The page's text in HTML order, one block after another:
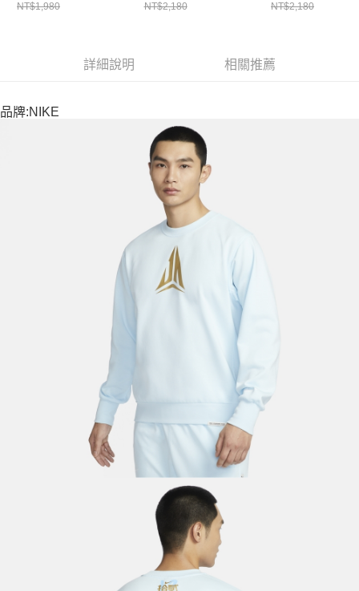
NT$1,980 NT$2,180 NT$2,180
詳細說明 相關推薦
品牌:NIKE